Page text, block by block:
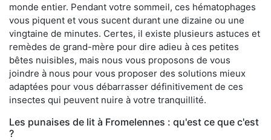
monde entier. Pendant votre sommeil, ces hématophages
vous piquent et vous sucent durant une dizaine ou une
vingtaine de minutes. Certes, il existe plusieurs astuces et
remèdes de grand-mère pour dire adieu à ces petites
bêtes nuisibles, mais nous vous proposons de vous
joindre à nous pour vous proposer des solutions mieux
adaptées pour vous débarrasser définitivement de ces
insectes qui peuvent nuire à votre tranquillité.
Les punaises de lit à Fromelennes : qu'est ce que c'est
?